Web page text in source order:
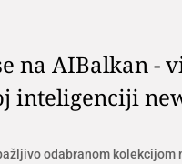
na AIBalkan -
inteligenciji
odabranom kolekcijom